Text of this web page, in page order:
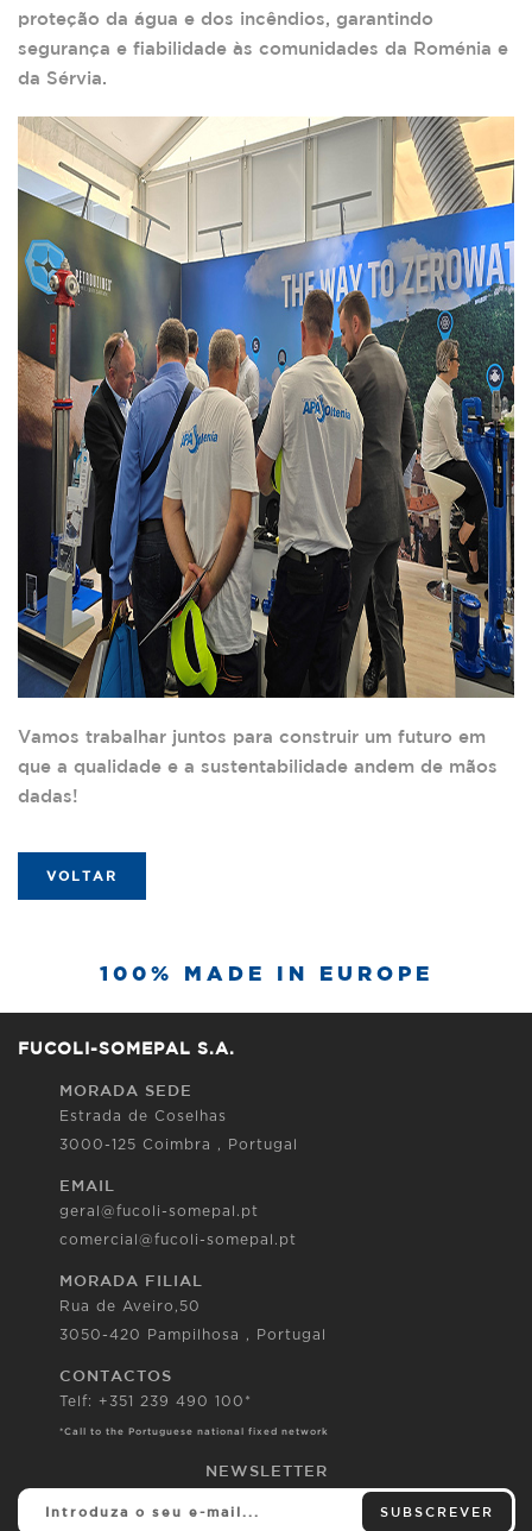
proteção da água e dos incêndios, garantindo
segurança e fiabilidade às comunidades da Roménia e
da Sérvia.
Vamos trabalhar juntos para construir um futuro em
que a qualidade e a sustentabilidade andem de mãos
dadas!
VOLTAR
100% MADE IN EUROPE
FUCOLI-SOMEPAL S.A.
MORADA SEDE
Estrada de Coselhas
3000-125 Coimbra , Portugal
EMAIL
geral@fucoli-somepal.pt
comercial@fucoli-somepal.pt
MORADA FILIAL
Rua de Aveiro,50
3050-420 Pampilhosa , Portugal
CONTACTOS
Telf: +351 239 490 100*
*Call to the Portuguese national fixed network
NEWSLETTER
SUBSCREVER